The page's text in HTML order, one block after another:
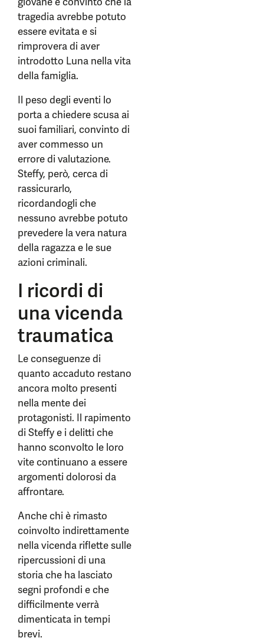
tragedia avrebbe potuto
essere evitata e si
rimprovera di aver
introdotto Luna nella vita
della famiglia.
Il peso degli eventi lo
porta a chiedere scusa ai
suoi familiari, convinto di
aver commesso un
errore di valutazione.
Steffy, però, cerca di
rassicurarlo,
ricordandogli che
nessuno avrebbe potuto
prevedere la vera natura
della ragazza e le sue
azioni criminali.
I ricordi di
una vicenda
traumatica
Le conseguenze di
quanto accaduto restano
ancora molto presenti
nella mente dei
protagonisti. Il rapimento
di Steffy e i delitti che
hanno sconvolto le loro
vite continuano a essere
argomenti dolorosi da
affrontare.
Anche chi è rimasto
coinvolto indirettamente
nella vicenda riflette sulle
ripercussioni di una
storia che ha lasciato
segni profondi e che
difficilmente verrà
dimenticata in tempi
brevi.